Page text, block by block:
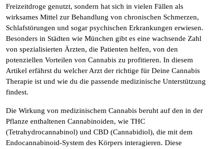
Freizeitdroge genutzt, sondern hat sich in vielen Fällen als
wirksames Mittel zur Behandlung von chronischen Schmerzen,
Schlafstörungen und sogar psychischen Erkrankungen erwiesen.
Besonders in Städten wie München gibt es eine wachsende Zahl
von spezialisierten Ärzten, die Patienten helfen, von den
potenziellen Vorteilen von Cannabis zu profitieren. In diesem
Artikel erfährst du welcher Arzt der richtige für Deine Cannabis
Therapie ist und wie du die passende medizinische Unterstützung
findest.
Die Wirkung von medizinischem Cannabis beruht auf den in der
Pflanze enthaltenen Cannabinoiden, wie THC
(Tetrahydrocannabinol) und CBD (Cannabidiol), die mit dem
Endocannabinoid-System des Körpers interagieren. Diese